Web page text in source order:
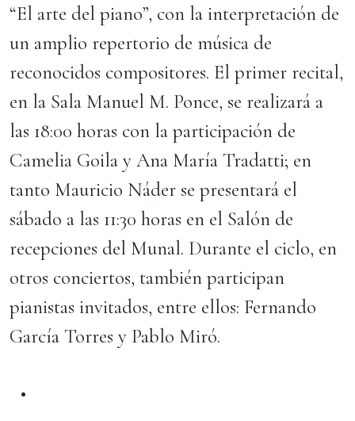
“El arte del piano”, con la interpretación de
un amplio repertorio de música de
reconocidos compositores. El primer recital,
en la Sala Manuel M. Ponce, se realizará a
las 18:00 horas con la participación de
Camelia Goila y Ana María Tradatti; en
tanto Mauricio Náder se presentará el
sábado a las 11:30 horas en el Salón de
recepciones del Munal. Durante el ciclo, en
otros conciertos, también participan
pianistas invitados, entre ellos: Fernando
García Torres y Pablo Miró.